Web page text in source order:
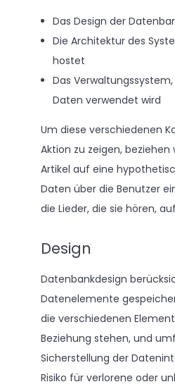
Das Design der
Die Architektur des
hostet
Das
Daten verwendet wird
Um diese verschiedenen
Aktion zu zeigen, beziehen
Artikel auf eine
Daten über die Benutzer
die Lieder, die sie hören,
Design
Datenbankdesign
Datenelemente
die verschiedenen
Beziehung stehen, und
Sicherstellung der
Risiko für verlorene oder